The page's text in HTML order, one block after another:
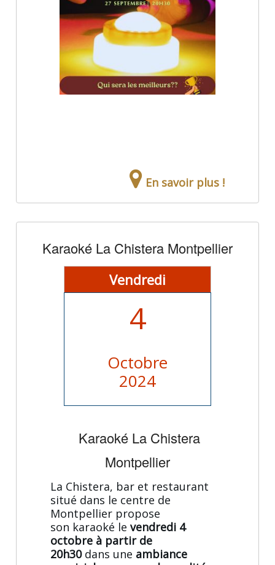
En savoir plus !
Karaoké La Chistera Montpellier
Vendredi
4
Octobre
2024
Karaoké La Chistera
Montpellier
La Chistera, bar et restaurant
situé dans le centre de
Montpellier propose
son karaoké le vendredi 4
octobre à partir de
20h30dans une ambiance